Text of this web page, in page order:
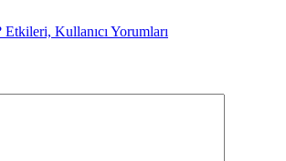
Kullanıcı Yorumları